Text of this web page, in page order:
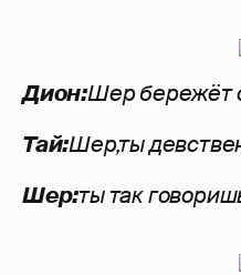
Дион:Шер бережёт
Тай:Шер,ты
Шер:ты так